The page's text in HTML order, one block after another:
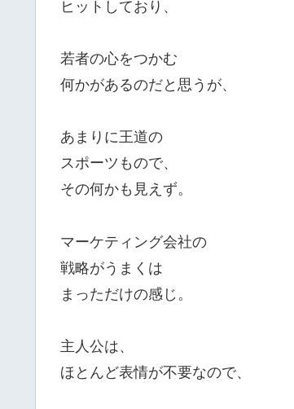
ヒットしており、
若者の心をつかむ
何かがあるのだと思うが、
あまりに王道の
スポーツもので、
その何かも見えず。
マーケティング会社の
戦略がうまくは
まっただけの感じ。
主人公は、
ほとんど表情が不要なので、